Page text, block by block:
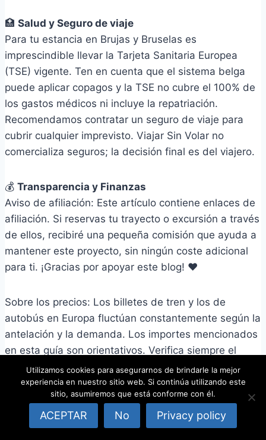
🏥 Salud y Seguro de viaje
Para tu estancia en Brujas y Bruselas es
imprescindible llevar la Tarjeta Sanitaria Europea
(TSE) vigente. Ten en cuenta que el sistema belga
puede aplicar copagos y la TSE no cubre el 100% de
los gastos médicos ni incluye la repatriación.
Recomendamos contratar un seguro de viaje para
cubrir cualquier imprevisto. Viajar Sin Volar no
comercializa seguros; la decisión final es del viajero.
💰 Transparencia y Finanzas
Aviso de afiliación: Este artículo contiene enlaces de
afiliación. Si reservas tu trayecto o excursión a través
de ellos, recibiré una pequeña comisión que ayuda a
mantener este proyecto, sin ningún coste adicional
para ti. ¡Gracias por apoyar este blog! ❤️
Sobre los precios: Los billetes de tren y los de
autobús en Europa fluctúan constantemente según la
antelación y la demanda. Los importes mencionados
en esta guía son orientativos. Verifica siempre el
importe final en el proceso de reserva en la web del
proveedor.
Descargo de Responsabilidad Legal
experiencia en nuestros sitios:
Más información.
Aceptar Rechazar
Utilizamos cookies para asegurarnos de brindarle la mejor
experiencia en nuestro sitio web. Si continúa utilizando este
sitio, asumiremos que está conforme con él.
ACEPTAR No Privacy policy